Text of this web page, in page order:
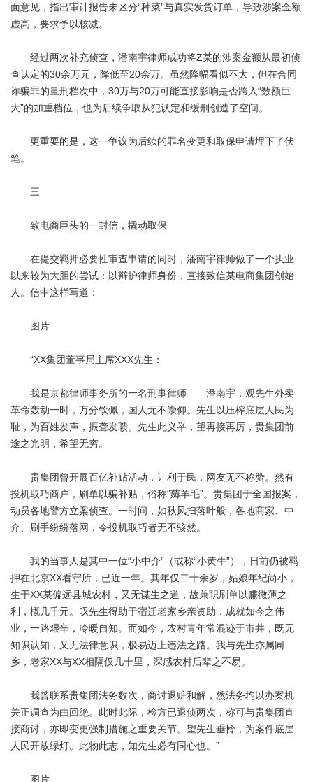
面意见，指出审计报告未区分“种菜”与真实发货订单，导致涉案金额
虚高，要求予以核减。
经过两次补充侦查，潘南宇律师成功将Z某的涉案金额从最初侦
查认定的30余万元，降低至20余万。虽然降幅看似不大，但在合同
诈骗罪的量刑档次中，30万与20万可能直接影响是否跨入“数额巨
大”的加重档位，也为后续争取从犯认定和缓刑创造了空间。
更重要的是，这一争议为后续的罪名变更和取保申请埋下了伏
笔。
三
致电商巨头的一封信，撬动取保
在提交羁押必要性审查申请的同时，潘南宇律师做了一个执业
以来较为大胆的尝试：以辩护律师身份，直接致信某电商集团创始
人。信中这样写道：
图片
“XX集团董事局主席XXX先生：
我是京都律师事务所的一名刑事律师——潘南宇，观先生外卖
革命轰动一时，万分钦佩，国人无不崇仰。先生以压榨底层人民为
耻，为百姓发声，振聋发聩。先生此义举，望再接再厉，贵集团前
途之光明，希望无穷。
贵集团曾开展百亿补贴活动，让利于民，网友无不称赞。然有
投机取巧商户，刷单以骗补贴，俗称“薅羊毛”。贵集团于全国报案，
动员各地警方立案侦查。一时间，如秋风扫落叶般，各地商家、中
介、刷手纷纷落网，令投机取巧者无不骇然。
我的当事人是其中一位“小中介”（或称“小黄牛”），日前仍被羁
押在北京XX看守所，已近一年。其年仅二十余岁，姑娘年纪尚小，
生于XX某偏远县城农村，又无谋生之道，故兼职刷单以赚微薄之
利，概几千元。叹先生得助于宿迁老家乡亲资助，成就如今之伟
业，一路艰辛，冷暖自知。而如今，农村青年常混迹于市井，既无
知识认知，又无法律意识，极易迈上违法之路。我与先生亦属同
乡，老家XX与XX相隔仅几十里，深感农村后辈之不易。
我曾联系贵集团法务数次，商讨退赃和解，然法务均以办案机
关正调查为由回绝。此时此际，检方已退侦两次，称可与贵集团直
接商讨，亦即变更强制措施之重要关节。望先生垂怜，为案件底层
人民开放绿灯。此物此志，知先生必有同心也。”
图片